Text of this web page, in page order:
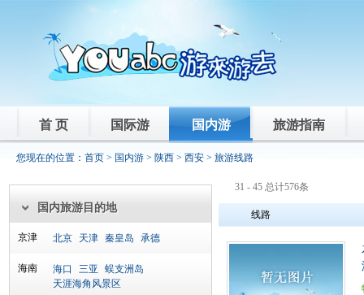
首 页 国际游 国内游 旅游指南
您现在的位置： 首页 > 国内游 > 陕西 > 西安 > 旅游线路
国内旅游目的地
京津 北京 天津 秦皇岛 承德
海南 海口 三亚
蜈支洲岛
天涯海角风景区
31 - 45 总计576条
线路